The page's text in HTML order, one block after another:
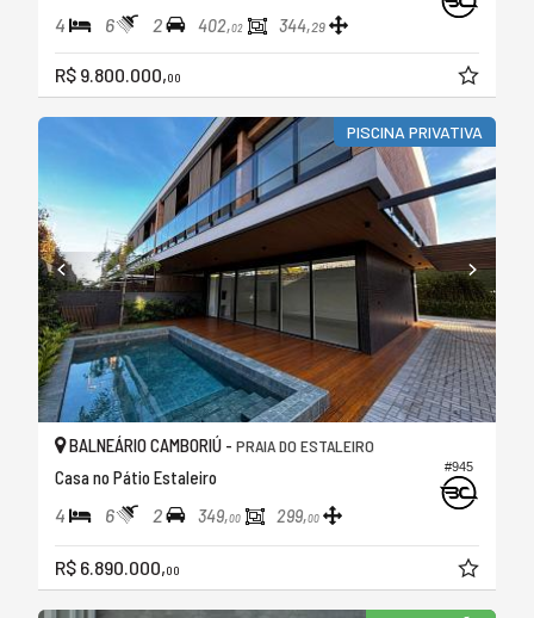
4 6 2 402,02 344,29
R$ 9.800.000,00
PISCINA PRIVATIVA
#945
BALNEÁRIO CAMBORIÚ - PRAIA DO ESTALEIRO
Casa no Pátio Estaleiro
4 6 2 349,00 299,00
R$ 6.890.000,00